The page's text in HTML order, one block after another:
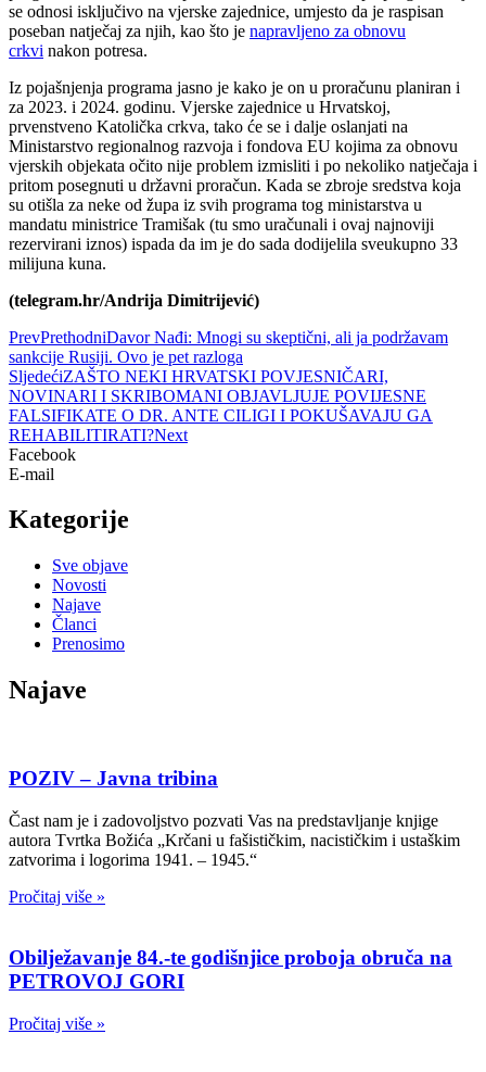
se odnosi isključivo na vjerske zajednice, umjesto da je raspisan
poseban natječaj za njih, kao što je napravljeno za obnovu
crkvi nakon potresa.
Iz pojašnjenja programa jasno je kako je on u proračunu planiran i
za 2023. i 2024. godinu. Vjerske zajednice u Hrvatskoj,
prvenstveno Katolička crkva, tako će se i dalje oslanjati na
Ministarstvo regionalnog razvoja i fondova EU kojima za obnovu
vjerskih objekata očito nije problem izmisliti i po nekoliko natječaja i
pritom posegnuti u državni proračun. Kada se zbroje sredstva koja
su otišla za neke od župa iz svih programa tog ministarstva u
mandatu ministrice Tramišak (tu smo uračunali i ovaj najnoviji
rezervirani iznos) ispada da im je do sada dodijelila sveukupno 33
milijuna kuna.
(telegram.hr/Andrija Dimitrijević)
PrevPrethodniDavor Nađi: Mnogi su skeptični, ali ja podržavam
sankcije Rusiji. Ovo je pet razloga
SljedećiZAŠTO NEKI HRVATSKI POVJESNIČARI,
NOVINARI I SKRIBOMANI OBJAVLJUJE POVIJESNE
FALSIFIKATE O DR. ANTE CILIGI I POKUŠAVAJU GA
REHABILITIRATI?Next
Facebook
E-mail
Kategorije
Sve objave
Novosti
Najave
Članci
Prenosimo
Najave
POZIV – Javna tribina
Čast nam je i zadovoljstvo pozvati Vas na predstavljanje knjige
autora Tvrtka Božića „Krčani u fašističkim, nacističkim i ustaškim
zatvorima i logorima 1941. – 1945.“
Pročitaj više »
Obilježavanje 84.-te godišnjice proboja obruča na
PETROVOJ GORI
Pročitaj više »